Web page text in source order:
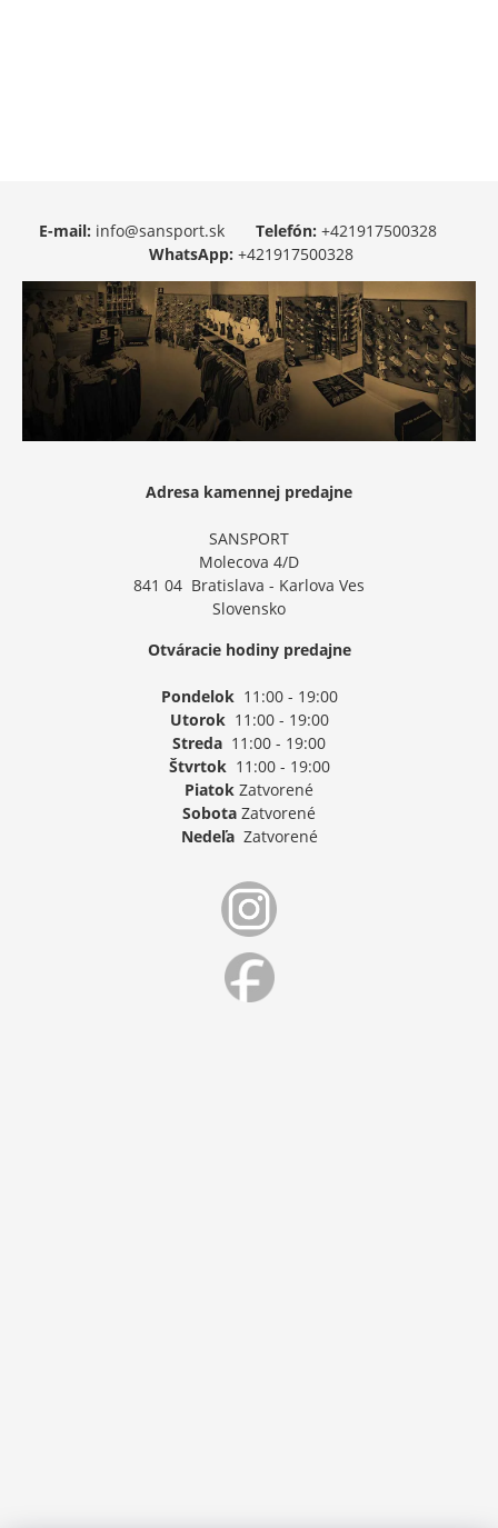
E-mail: info@sansport.sk Telefón: +421917500328
WhatsApp: +421917500328
Adresa kamennej predajne
SANSPORT
Molecova 4/D
841 04 Bratislava - Karlova Ves
Slovensko
Otváracie hodiny predajne
Pondelok11:00 - 19:00
Utorok11:00 - 19:00
Streda 11:00 - 19:00
Štvrtok11:00 - 19:00
Piatok Zatvorené
Sobota Zatvorené
NedeľaZatvorené